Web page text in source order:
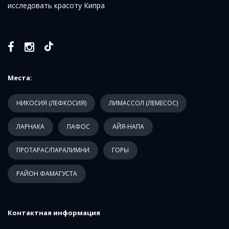
исследовать красоту Кипра
Места:
НИКОСИЯ (ЛЕФКОСИЯ) ЛИМАССОЛ (ЛЕМЕСОС)
ЛАРНАКА ПАФОС АЙЯ-НАПА
ПРОТАРАС/ПАРАЛИМНИ ГОРЫ
РАЙОН ФАМАГУСТА
Контактная информация